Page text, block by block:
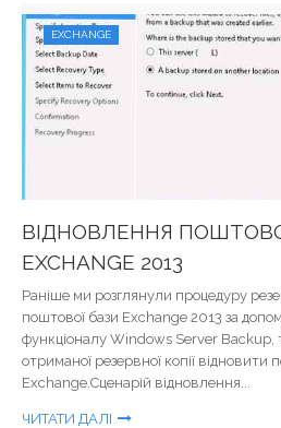
EXCHANGE
ВІДНОВЛЕННЯ
EXCHANGE 2013
Раніше ми розглянули процедуру
поштової бази Exchange 2013 за
функціоналу Windows Server Backup,
отриманої резервної копії відновити
Exchange.Сценарій відновлення...
ЧИТАТИ ДАЛІ